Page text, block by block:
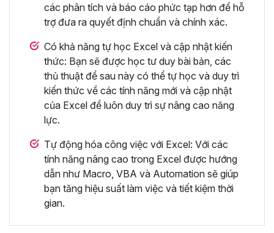
các phân tích và báo cáo phức tạp hơn để hỗ
trợ đưa ra quyết định chuẩn và chính xác.
Có khả năng tự học Excel và cập nhật kiến
thức: Bạn sẽ được học tư duy bài bản, các
thủ thuật để sau này có thể tự học và duy trì
kiến thức về các tính năng mới và cập nhật
của Excel để luôn duy trì sự nâng cao năng
lực.
Tự động hóa công việc với Excel: Với các
tính năng nâng cao trong Excel được hướng
dẫn như Macro, VBA và Automation sẽ giúp
bạn tăng hiệu suất làm việc và tiết kiệm thời
gian.